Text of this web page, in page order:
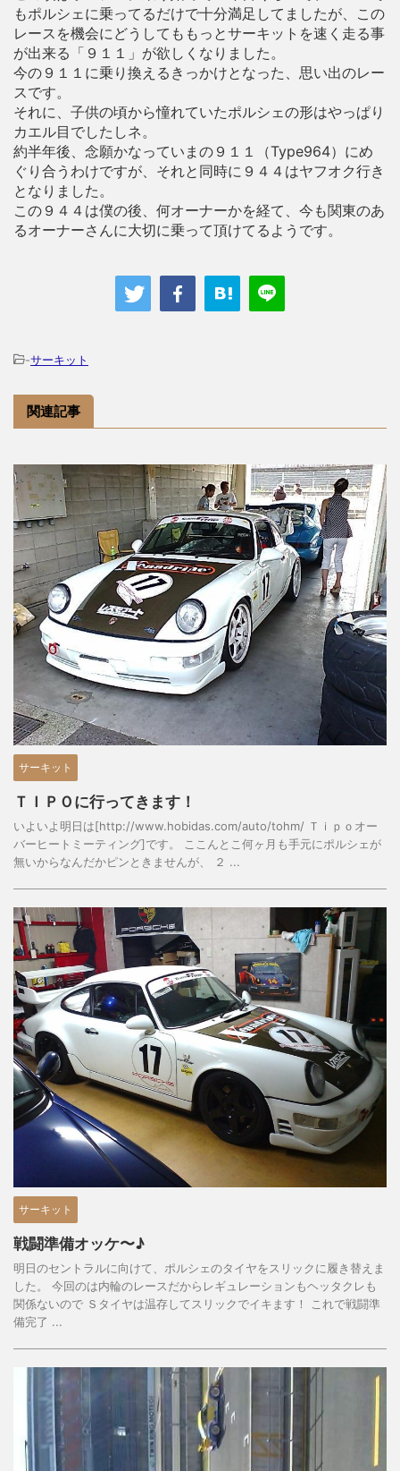
もポルシェに乗ってるだけで十分満足してましたが、この
レースを機会にどうしてももっとサーキットを速く走る事
が出来る「９１１」が欲しくなりました。
今の９１１に乗り換えるきっかけとなった、思い出のレー
スです。
それに、子供の頃から憧れていたポルシェの形はやっぱり
カエル目でしたしネ。
約半年後、念願かなっていまの９１１（Type964）にめ
ぐり合うわけですが、それと同時に９４４はヤフオク行き
となりました。
この９４４は僕の後、何オーナーかを経て、今も関東のあ
るオーナーさんに大切に乗って頂けてるようです。
-サーキット
関連記事
サーキット
ＴＩＰＯに行ってきます！
いよいよ明日は[http://www.hobidas.com/auto/tohm/ Ｔｉｐｏオー
バーヒートミーティング]です。 ここんとこ何ヶ月も手元にポルシェが
無いからなんだかピンときませんが、 ２ ...
サーキット
戦闘準備オッケ〜♪
明日のセントラルに向けて、ポルシェのタイヤをスリックに履き替えま
した。 今回のは内輪のレースだからレギュレーションもヘッタクレも
関係ないので Ｓタイヤは温存してスリックでイキます！ これで戦闘準
備完了 ...